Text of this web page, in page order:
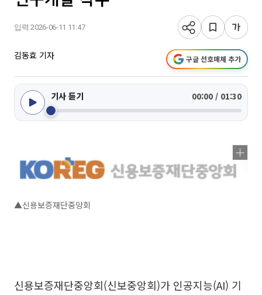
입력 2026-06-11 11:47
김동효 기자 구글 선호매체 추가
기사 듣기 00:00 / 01:30
▲신용보증재단중앙회
신용보증재단중앙회(신보중앙회)가 인공지능(AI) 기